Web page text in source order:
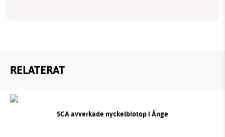
RELATERAT
SCA avverkade nyckelbiotop i Ånge